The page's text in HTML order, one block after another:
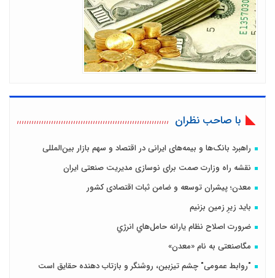
با صاحب نظران
راهبرد بانک‌ها و بیمه‌های ایرانی در اقتصاد و سهم بازار بین‌المللی
نقشه راه وزارت صمت برای نوسازی مدیریت صنعتی ایران
معدن؛ پیشران توسعه و ضامن ثبات اقتصادی کشور
باید زیرِ زمین بزنیم
ضرورت اصلاح نظام يارانه حامل‌هاي انرژي
مگاصنعتی به نام «معدن»
"روابط عمومی" چشم تیزبین، روشنگر و بازتاب دهنده حقایق است